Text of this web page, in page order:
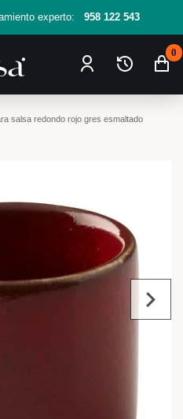
experto: 958 122 543
0
salsa redondo rojo gres esmaltado